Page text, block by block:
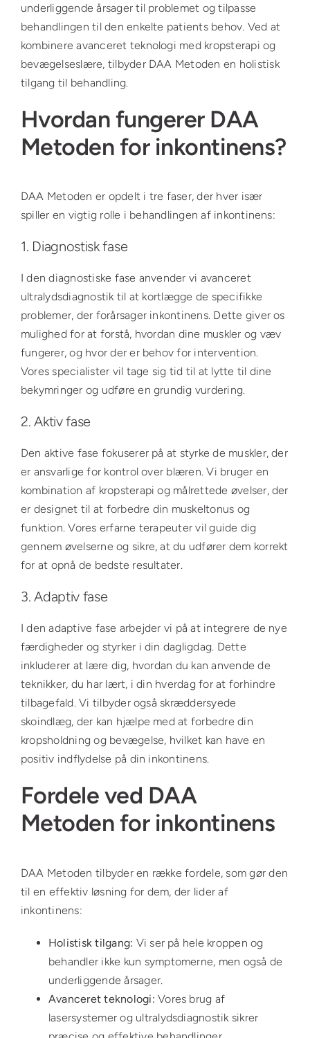
underliggende årsager til problemet og tilpasse
behandlingen til den enkelte patients behov. Ved at
kombinere avanceret teknologi med kropsterapi og
bevægelseslære, tilbyder DAA Metoden en holistisk
tilgang til behandling.
Hvordan fungerer DAA
Metoden for inkontinens?
DAA Metoden er opdelt i tre faser, der hver især
spiller en vigtig rolle i behandlingen af inkontinens:
1. Diagnostisk fase
I den diagnostiske fase anvender vi avanceret
ultralydsdiagnostik til at kortlægge de specifikke
problemer, der forårsager inkontinens. Dette giver os
mulighed for at forstå, hvordan dine muskler og væv
fungerer, og hvor der er behov for intervention.
Vores specialister vil tage sig tid til at lytte til dine
bekymringer og udføre en grundig vurdering.
2. Aktiv fase
Den aktive fase fokuserer på at styrke de muskler, der
er ansvarlige for kontrol over blæren. Vi bruger en
kombination af kropsterapi og målrettede øvelser, der
er designet til at forbedre din muskeltonus og
funktion. Vores erfarne terapeuter vil guide dig
gennem øvelserne og sikre, at du udfører dem korrekt
for at opnå de bedste resultater.
3. Adaptiv fase
I den adaptive fase arbejder vi på at integrere de nye
færdigheder og styrker i din dagligdag. Dette
inkluderer at lære dig, hvordan du kan anvende de
teknikker, du har lært, i din hverdag for at forhindre
tilbagefald. Vi tilbyder også skræddersyede
skoindlæg, der kan hjælpe med at forbedre din
kropsholdning og bevægelse, hvilket kan have en
positiv indflydelse på din inkontinens.
Fordele ved DAA
Metoden for inkontinens
DAA Metoden tilbyder en række fordele, som gør den
til en effektiv løsning for dem, der lider af
inkontinens:
Holistisk tilgang: Vi ser på hele kroppen og
behandler ikke kun symptomerne, men også de
underliggende årsager.
Avanceret teknologi: Vores brug af
lasersystemer og ultralydsdiagnostik sikrer